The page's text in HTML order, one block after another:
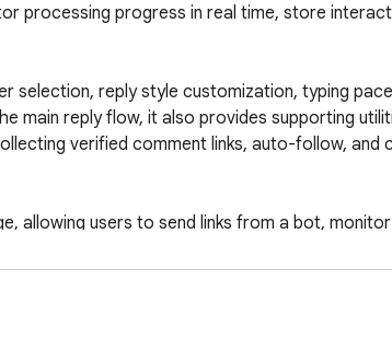
processing progress in real time, store
selection, reply style customization, typing
main reply flow, it also provides supporting
verified comment links, auto-follow,
allowing users to send links from a bot,